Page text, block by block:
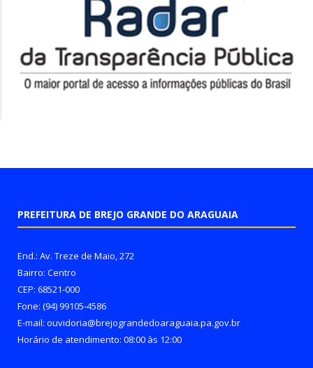
PREFEITURA DE BREJO GRANDE DO ARAGUAIA
End.: Av. Treze de Maio, 272
Bairro: Centro
CEP: 68521-000
Fone: (94) 99105-4586
E-mail: ouvidoria@brejograndedoaraguaia.pa.gov.br
Horário de atendimento: 08:00 às 12:00